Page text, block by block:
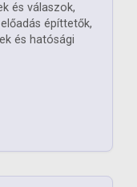
és válaszok,
építtetők,
és hatósági